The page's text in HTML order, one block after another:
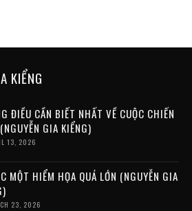
KIỂNG
ĐIỀU CẦN BIẾT NHẤT VỀ CUỘC CHIẾN
GIA KIỂNG)
13, 2026
MỘT HIỂM HỌA QUÁ LỚN (NGUYỄN GIA
23, 2026